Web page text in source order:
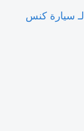
محرك هيدروليكي Linde HMV 135-02-2552 لـ سيارة كنس